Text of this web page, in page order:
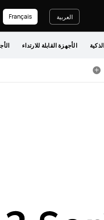
العربية Français
الأجهزة القابلة للارتداء